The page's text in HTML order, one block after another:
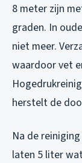
8 meter zijn
graden. In
niet meer.
waardoor vet
herstelt de
Na de
laten 5 liter